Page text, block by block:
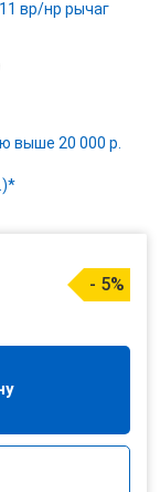
выше 20 000 р.
- 5%